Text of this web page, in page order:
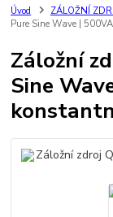
Úvod ZÁLOŽNÍ
Pure Sine Wave |
Záložní
Sine